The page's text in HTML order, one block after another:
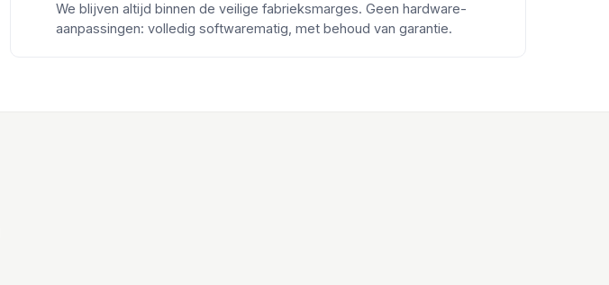
We blijven altijd binnen de veilige fabrieksmarges. Geen hardware-
aanpassingen: volledig softwarematig, met behoud van garantie.